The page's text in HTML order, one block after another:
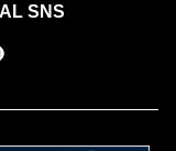
SNS